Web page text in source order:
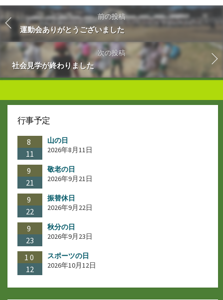
前の投稿
運動会ありがとうございました
次の投稿
社会見学が終わりました
行事予定
8
11
山の日
2026年8月11日
9
21
敬老の日
2026年9月21日
9
22
振替休日
2026年9月22日
9
23
秋分の日
2026年9月23日
10
12
スポーツの日
2026年10月12日